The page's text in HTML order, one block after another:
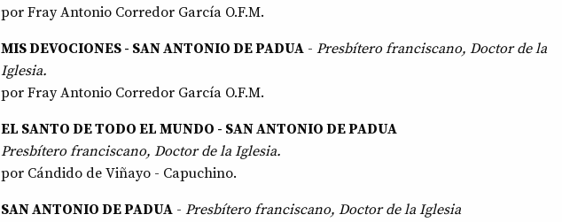
por Fray Antonio Corredor García O.F.M.
MIS DEVOCIONES - SAN ANTONIO DE PADUA- Presbítero franciscano, Doctor de la
Iglesia.
por Fray Antonio Corredor García O.F.M.
EL SANTO DE TODO EL MUNDO - SAN ANTONIO DE PADUA
Presbítero franciscano, Doctor de la Iglesia.
por Cándido de Viñayo - Capuchino.
SAN ANTONIO DE PADUA- Presbítero franciscano, Doctor de la Iglesia